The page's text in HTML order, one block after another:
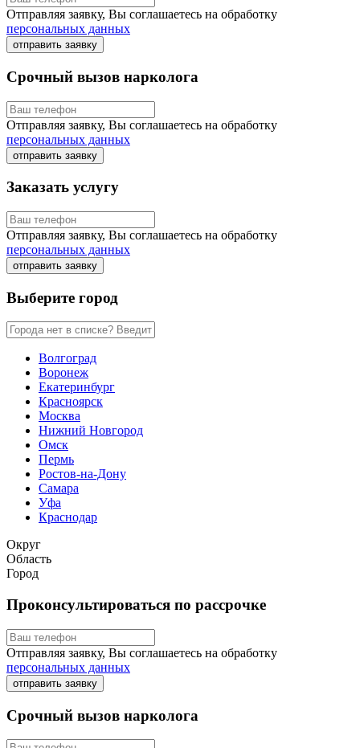
Отправляя заявку, Вы соглашаетесь на обработку
персональных данных
отправить заявку
Срочный вызов нарколога
Отправляя заявку, Вы соглашаетесь на обработку
персональных данных
отправить заявку
Заказать услугу
Отправляя заявку, Вы соглашаетесь на обработку
персональных данных
отправить заявку
Выберите город
Волгоград
Воронеж
Екатеринбург
Красноярск
Москва
Нижний Новгород
Омск
Пермь
Ростов-на-Дону
Самара
Уфа
Краснодар
Округ
Область
Город
Проконсультироваться по рассрочке
Отправляя заявку, Вы соглашаетесь на обработку
персональных данных
отправить заявку
Срочный вызов нарколога